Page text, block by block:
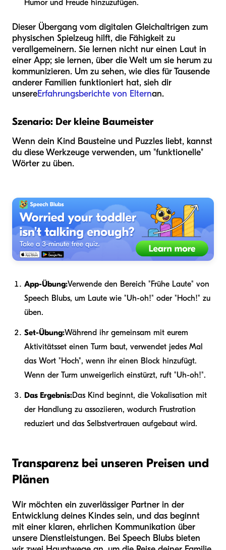
Humor und Freude hinzuzufügen.
Dieser Übergang vom digitalen Gleichaltrigen zum
physischen Spielzeug hilft, die Fähigkeit zu
verallgemeinern. Sie lernen nicht nur einen Laut in
einer App; sie lernen, über die Welt um sie herum zu
kommunizieren. Um zu sehen, wie dies für Tausende
anderer Familien funktioniert hat, sieh dir
unsereErfahrungsberichte von Elternan.
Szenario: Der kleine Baumeister
Wenn dein Kind Bausteine und Puzzles liebt, kannst
du diese Werkzeuge verwenden, um "funktionelle"
Wörter zu üben.
App-Übung:Verwende den Bereich "Frühe Laute" von
Speech Blubs, um Laute wie "Uh-oh!" oder "Hoch!" zu
üben.
Set-Übung:Während ihr gemeinsam mit eurem
Aktivitätsset einen Turm baut, verwendet jedes Mal
das Wort "Hoch", wenn ihr einen Block hinzufügt.
Wenn der Turm unweigerlich einstürzt, ruft "Uh-oh!".
Das Ergebnis:Das Kind beginnt, die Vokalisation mit
der Handlung zu assoziieren, wodurch Frustration
reduziert und das Selbstvertrauen aufgebaut wird.
Transparenz bei unseren Preisen und
Plänen
Wir möchten ein zuverlässiger Partner in der
Entwicklung deines Kindes sein, und das beginnt
mit einer klaren, ehrlichen Kommunikation über
unsere Dienstleistungen. Bei Speech Blubs bieten